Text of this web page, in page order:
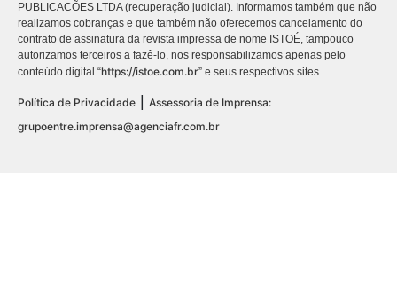
PUBLICACÕES LTDA (recuperação judicial). Informamos também que não
realizamos cobranças e que também não oferecemos cancelamento do
contrato de assinatura da revista impressa de nome ISTOÉ, tampouco
autorizamos terceiros a fazê-lo, nos responsabilizamos apenas pelo
conteúdo digital “https://istoe.com.br” e seus respectivos sites.
Política de Privacidade
Assessoria de Imprensa:
grupoentre.imprensa@agenciafr.com.br